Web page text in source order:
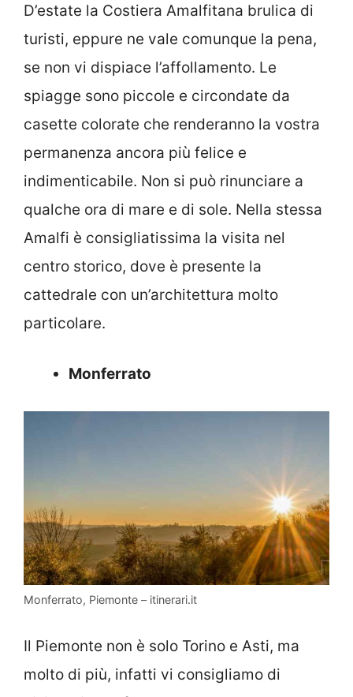
D’estate la Costiera Amalfitana brulica di
turisti, eppure ne vale comunque la pena,
se non vi dispiace l’affollamento. Le
spiagge sono piccole e circondate da
casette colorate che renderanno la vostra
permanenza ancora più felice e
indimenticabile. Non si può rinunciare a
qualche ora di mare e di sole. Nella stessa
Amalfi è consigliatissima la visita nel
centro storico, dove è presente la
cattedrale con un’architettura molto
particolare.
Monferrato
Monferrato, Piemonte – itinerari.it
Il Piemonte non è solo Torino e Asti, ma
molto di più, infatti vi consigliamo di